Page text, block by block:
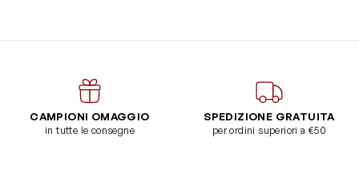
CAMPIONI OMAGGIO
in tutte le consegne
SPEDIZIONE GRATUITA
per ordini superiori a €50